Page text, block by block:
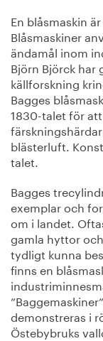
En blåsmaskin
Blåsmaskiner
ändamål inom
Björn Björck
källforskning
Bagges
1830-talet för
blästerluft.
talet.
Bagges
exemplar och
om i landet.
gamla hyttor
tydligt kunna
finns en
demonstreras i
Östebybruks